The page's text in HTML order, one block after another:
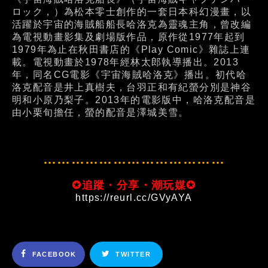
ロック，）為松本零士創作的一套日本科幻漫畫，以
活躍於宇宙的海賊船船長哈洛克為靈魂主角，曾改編
為電視動畫影集及劇場版作品，原作從1977年起到
1979年為止在秋田書店的《Play Comic》雜誌上連
載。電視動畫於1978年經林太郎執導播出。2013
年，同名CG電影《宇宙海賊哈洛克》播出。初代哈
洛克配音是井上真樹夫，台羽正和有紀螢分別是神谷
明和小原乃梨子。2013年的電影版中，哈洛克配音是
由小栗旬擔任，螢的配音是澤城美雪。
…………………………………
✪追蹤・分享・潮玩媒✪
https://reurl.cc/GVyAYA
FACEBOOK TWITTER